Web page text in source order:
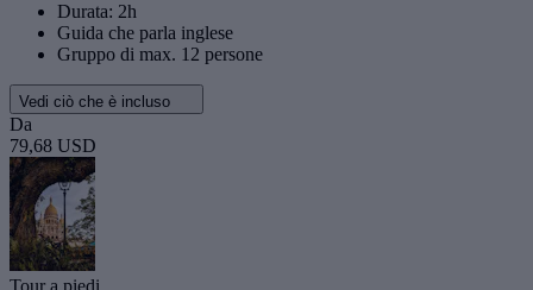
Durata: 2h
Guida che parla inglese
Gruppo di max. 12 persone
Vedi ciò che è incluso
Da
79,68 USD